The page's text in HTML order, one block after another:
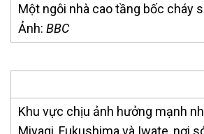
Một ngôi nhà cao tầng bốc cháy
Ảnh: BBC
Khu vực chịu ảnh hưởng mạnh
Miyagi, Fukushima và Iwate, nơi